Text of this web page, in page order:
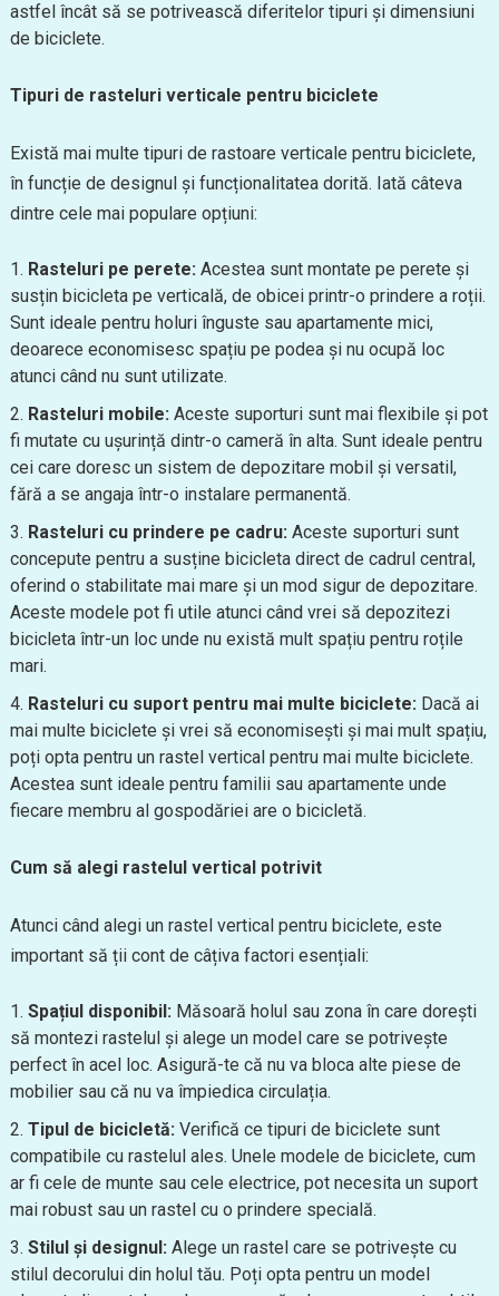
astfel încât să se potrivească diferitelor tipuri și dimensiuni
de biciclete.
Tipuri de rasteluri verticale pentru biciclete
Există mai multe tipuri de rastoare verticale pentru biciclete,
în funcție de designul și funcționalitatea dorită. Iată câteva
dintre cele mai populare opțiuni:
Rasteluri pe perete: Acestea sunt montate pe perete și
susțin bicicleta pe verticală, de obicei printr-o prindere a roții.
Sunt ideale pentru holuri înguste sau apartamente mici,
deoarece economisesc spațiu pe podea și nu ocupă loc
atunci când nu sunt utilizate.
Rasteluri mobile: Aceste suporturi sunt mai flexibile și pot
fi mutate cu ușurință dintr-o cameră în alta. Sunt ideale pentru
cei care doresc un sistem de depozitare mobil și versatil,
fără a se angaja într-o instalare permanentă.
Rasteluri cu prindere pe cadru: Aceste suporturi sunt
concepute pentru a susține bicicleta direct de cadrul central,
oferind o stabilitate mai mare și un mod sigur de depozitare.
Aceste modele pot fi utile atunci când vrei să depozitezi
bicicleta într-un loc unde nu există mult spațiu pentru roțile
mari.
Rasteluri cu suport pentru mai multe biciclete: Dacă ai
mai multe biciclete și vrei să economisești și mai mult spațiu,
poți opta pentru un rastel vertical pentru mai multe biciclete.
Acestea sunt ideale pentru familii sau apartamente unde
fiecare membru al gospodăriei are o bicicletă.
Cum să alegi rastelul vertical potrivit
Atunci când alegi un rastel vertical pentru biciclete, este
important să ții cont de câțiva factori esențiali:
Spațiul disponibil: Măsoară holul sau zona în care dorești
să montezi rastelul și alege un model care se potrivește
perfect în acel loc. Asigură-te că nu va bloca alte piese de
mobilier sau că nu va împiedica circulația.
Tipul de bicicletă: Verifică ce tipuri de biciclete sunt
compatibile cu rastelul ales. Unele modele de biciclete, cum
ar fi cele de munte sau cele electrice, pot necesita un suport
mai robust sau un rastel cu o prindere specială.
Stilul și designul: Alege un rastel care se potrivește cu
stilul decorului din holul tău. Poți opta pentru un model